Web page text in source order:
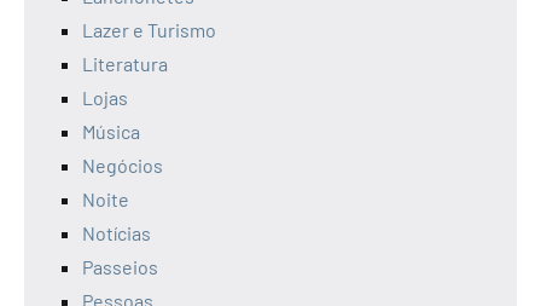
Lazer e Turismo
Literatura
Lojas
Música
Negócios
Noite
Notícias
Passeios
Pessoas